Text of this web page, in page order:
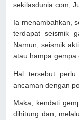
sekilasdunia.com,
Ia menambahkan,
terdapat seismik
Namun, seismik
atau hampa gempa
Hal tersebut perlu
ancaman dengan
Maka, kendati
dihitung dan,